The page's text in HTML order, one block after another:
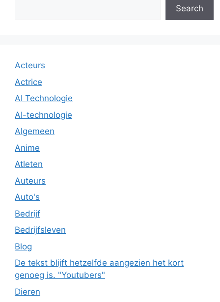
Search
Acteurs
Actrice
AI Technologie
AI-technologie
Algemeen
Anime
Atleten
Auteurs
Auto's
Bedrijf
Bedrijfsleven
Blog
De tekst blijft hetzelfde aangezien het kort
genoeg is. "Youtubers"
Dieren